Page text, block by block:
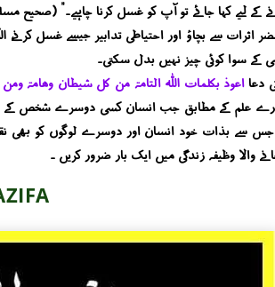
کہا جائے تو آپ کو غسل کرنا چاہیے۔” (صحیح مسلم، کتاب 26،
اثرات سے بچاؤ اور احتیاطی تدابیر جیسے غسل کرنے،
کے سوا کوئی چیز نہیں بدل سکتی۔
“اعوذ بکلمات اللہ التامۃ من کل شیطان وھامۃ
علم کے مطابق جب انسان کسی دوسرے شخص کے
سے بذات خود انسان اور دوسرے لوگوں کو بھی
والا وظیفہ زندگی میں ایک بار ضرور کریں ۔